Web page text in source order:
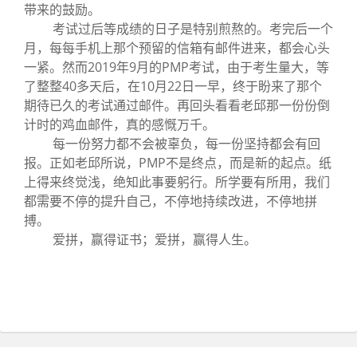
带来的鼓励。
考试过后等成绩的日子是特别煎熬的。考完后一个
月，每每手机上那个预留的信箱有邮件进来，都会心头
一紧。然而2019年9月的PMP考试，由于考生量大，等
了整整40多天后，在10月22日一早，终于盼来了那个
期待已久的考试通过邮件。再回头看看老邱那一份份倒
计时的鸡血邮件，真的感慨万千。
每一份努力都不会被辜负，每一份坚持都会有回
报。正如老邱所说，PMP不是终点，而是新的起点。纸
上得来终觉浅，绝知此事要躬行。所学要有所用，我们
都需要不停的提升自己，不停地持续改进，不停地拼
搏。
爱拼，赢得证书；爱拼，赢得人生。